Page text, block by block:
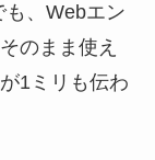
、Webエン
のまま使え
1ミリも伝わ